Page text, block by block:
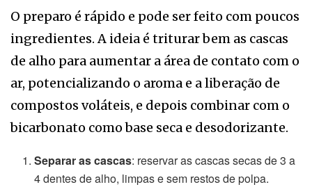
O preparo é rápido e pode ser feito com poucos
ingredientes. A ideia é triturar bem as cascas
de alho para aumentar a área de contato com o
ar, potencializando o aroma e a liberação de
compostos voláteis, e depois combinar com o
bicarbonato como base seca e desodorizante.
Separar as cascas: reservar as cascas secas de 3 a
4 dentes de alho, limpas e sem restos de polpa.